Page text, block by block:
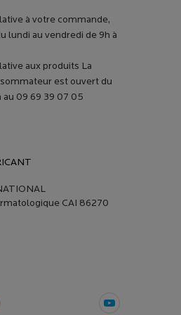
à votre commande,
lundi au vendredi de 9h à
aux produits La
est ouvert du
au 09 69 39 07 05
CAI 86270